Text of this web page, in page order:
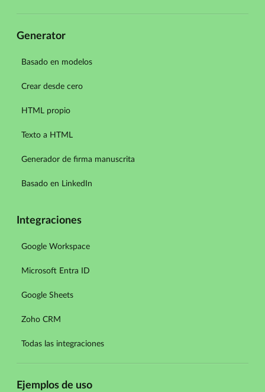
Generator
Basado en modelos
Crear desde cero
HTML propio
Texto a HTML
Generador de firma manuscrita
Basado en LinkedIn
Integraciones
Google Workspace
Microsoft Entra ID
Google Sheets
Zoho CRM
Todas las integraciones
Ejemplos de uso